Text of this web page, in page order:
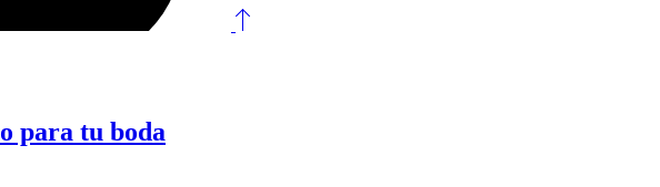
para tu boda